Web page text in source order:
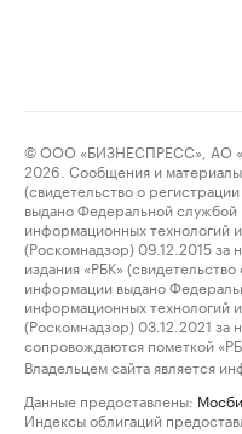
© ООО «БИЗНЕСПРЕСС», АО
2026. Сообщения и материалы
(свидетельство о
выдано Федеральной службой
информационных технологий
(Роскомнадзор) 09.12.2015
издания «РБК»
информации выдано
информационных технологий
(Роскомнадзор) 03.12.2021
сопровождаются пометкой
Владельцем сайта является
Данные предоставлены:
Индексы облигаций